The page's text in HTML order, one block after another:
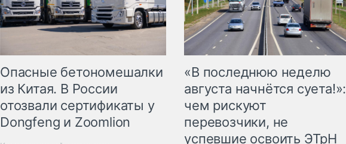
Опасные бетономешалки
из Китая. В России
отозвали сертификаты у
Dongfeng и Zoomlion
«В последнюю неделю
августа начнётся суета!»:
чем рискуют
перевозчики, не
успевшие освоить ЭТрН